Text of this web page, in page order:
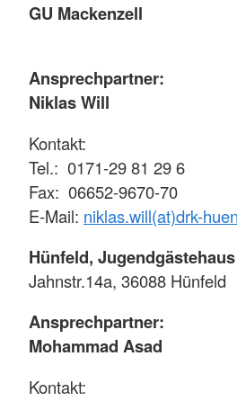
GU Mackenzell
Ansprechpartner:
Niklas Will
Kontakt:
Tel.: 0171-29 81 29 6
Fax: 06652-9670-70
E-Mail: niklas.will(at)drk-
Hünfeld,
Jahnstr.14a, 36088 Hünfeld
Ansprechpartner:
Mohammad Asad
Kontakt: